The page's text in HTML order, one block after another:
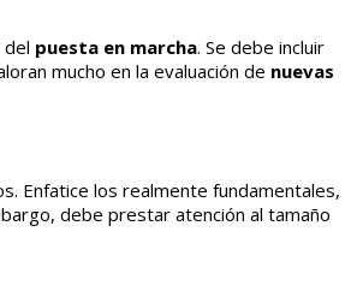
puesta en marcha. Se debe incluir
mucho en la evaluación de nuevas
Enfatice los realmente fundamentales,
debe prestar atención al tamaño